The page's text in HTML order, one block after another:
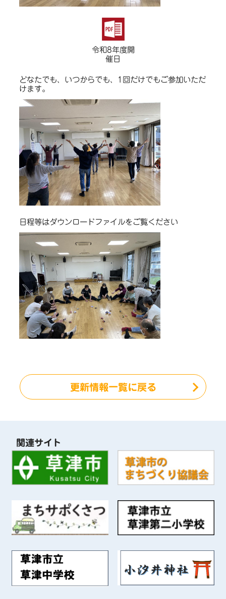
令和8年度開
催日
どなたでも、いつからでも、1回だけでもご参加いただ
けます。
日程等はダウンロードファイルをご覧ください
更新情報一覧に戻る
関連サイト